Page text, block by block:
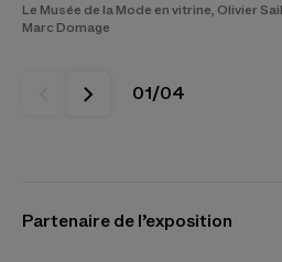
Le Musée de la Mode en vitrine, Olivier
Marc Domage
01/04
Partenaire de l’exposition